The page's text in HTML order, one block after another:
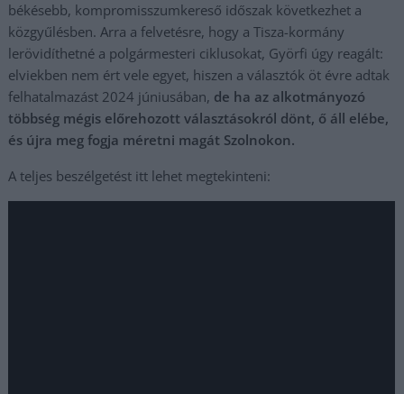
békésebb, kompromisszumkereső időszak következhet a
közgyűlésben. Arra a felvetésre, hogy a Tisza-kormány
lerövidíthetné a polgármesteri ciklusokat, Györfi úgy reagált:
elviekben nem ért vele egyet, hiszen a választók öt évre adtak
felhatalmazást 2024 júniusában, de ha az alkotmányozó
többség mégis előrehozott választásokról dönt, ő áll elébe,
és újra meg fogja méretni magát Szolnokon.
A teljes beszélgetést itt lehet megtekinteni: